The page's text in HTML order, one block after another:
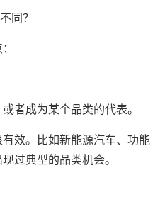
同？
者成为某个品类的代表。
效。比如新能源汽车、功能
过典型的品类机会。